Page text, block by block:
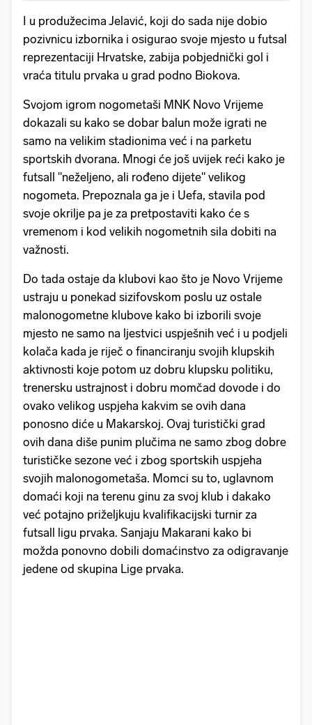
I u produžecima Jelavić, koji do sada nije dobio
pozivnicu izbornika i osigurao svoje mjesto u futsal
reprezentaciji Hrvatske, zabija pobjednički gol i
vraća titulu prvaka u grad podno Biokova.
Svojom igrom nogometaši MNK Novo Vrijeme
dokazali su kako se dobar balun može igrati ne
samo na velikim stadionima već i na parketu
sportskih dvorana. Mnogi će još uvijek reći kako je
futsall "neželjeno, ali rođeno dijete" velikog
nogometa. Prepoznala ga je i Uefa, stavila pod
svoje okrilje pa je za pretpostaviti kako će s
vremenom i kod velikih nogometnih sila dobiti na
važnosti.
Do tada ostaje da klubovi kao što je Novo Vrijeme
ustraju u ponekad sizifovskom poslu uz ostale
malonogometne klubove kako bi izborili svoje
mjesto ne samo na ljestvici uspješnih već i u podjeli
kolača kada je riječ o financiranju svojih klupskih
aktivnosti koje potom uz dobru klupsku politiku,
trenersku ustrajnost i dobru momčad dovode i do
ovako velikog uspjeha kakvim se ovih dana
ponosno diće u Makarskoj. Ovaj turistički grad
ovih dana diše punim plučima ne samo zbog dobre
turističke sezone već i zbog sportskih uspjeha
svojih malonogometaša. Momci su to, uglavnom
domaći koji na terenu ginu za svoj klub i dakako
već potajno priželjkuju kvalifikacijski turnir za
futsall ligu prvaka. Sanjaju Makarani kako bi
možda ponovno dobili domaćinstvo za odigravanje
jedene od skupina Lige prvaka.